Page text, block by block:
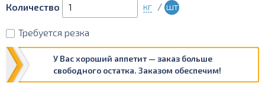
Количество кг / шт
Требуется резка
У Вас хороший аппетит — заказ больше
свободного остатка. Заказом обеспечим!